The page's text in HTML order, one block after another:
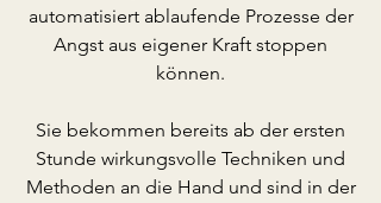
automatisiert ablaufende Prozesse der
Angst aus eigener Kraft stoppen
können.
Sie bekommen bereits ab der ersten
Stunde wirkungsvolle Techniken und
Methoden an die Hand und sind in der